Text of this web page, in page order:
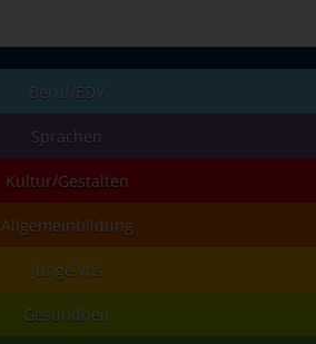
Beruf/EDV
Sprachen
Kultur/Gestalten
Allgemeinbildung
junge vhs
Gesundheit